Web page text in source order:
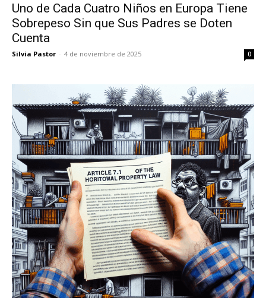
Uno de Cada Cuatro Niños en Europa Tiene
Sobrepeso Sin que Sus Padres se Doten
Cuenta
Silvia Pastor - 4 de noviembre de 2025 0